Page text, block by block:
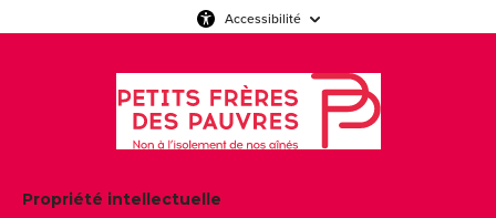
Accessibilité
Propriété intellectuelle